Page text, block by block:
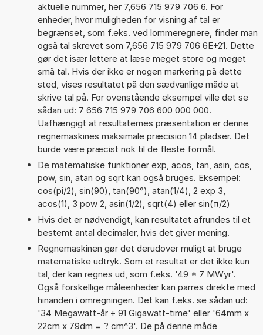
aktuelle nummer, her 7,656 715 979 706 6. For
enheder, hvor muligheden for visning af tal er
begrænset, som f.eks. ved lommeregnere, finder man
også tal skrevet som 7,656 715 979 706 6E+21. Dette
gør det især lettere at læse meget store og meget
små tal. Hvis der ikke er nogen markering på dette
sted, vises resultatet på den sædvanlige måde at
skrive tal på. For ovenstående eksempel ville det se
sådan ud: 7 656 715 979 706 600 000 000.
Uafhængigt at resultaternes præsentation er denne
regnemaskines maksimale præcision 14 pladser. Det
burde være præcist nok til de fleste formål.
De matematiske funktioner exp, acos, tan, asin, cos,
pow, sin, atan og sqrt kan også bruges. Eksempel:
cos(pi/2), sin(90), tan(90°), atan(1/4), 2 exp 3,
acos(1), 3 pow 2, asin(1/2), sqrt(4) eller sin(π/2)
Hvis det er nødvendigt, kan resultatet afrundes til et
bestemt antal decimaler, hvis det giver mening.
Regnemaskinen gør det derudover muligt at bruge
matematiske udtryk. Som et resultat er det ikke kun
tal, der kan regnes ud, som f.eks. '49 * 7 MWyr'.
Også forskellige måleenheder kan parres direkte med
hinanden i omregningen. Det kan f.eks. se sådan ud:
'34 Megawatt-år + 91 Gigawatt-time' eller '64mm x
22cm x 79dm = ? cm^3'. De på denne måde